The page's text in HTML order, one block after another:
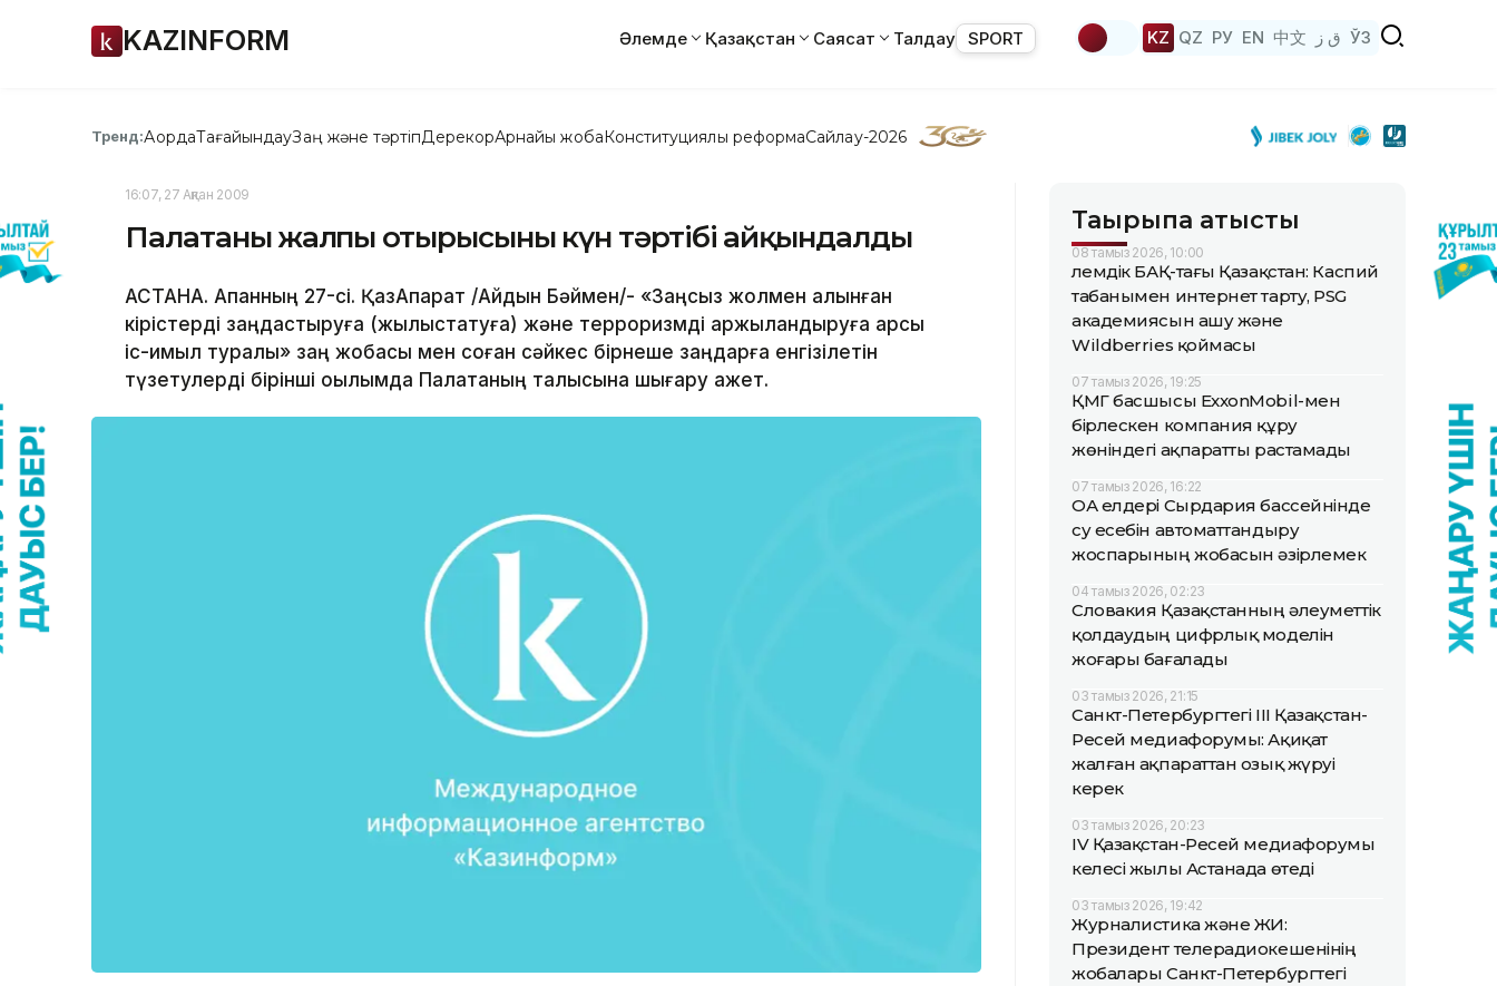
KAZINFORM Әлемде Қазақстан Саясат Талдау SPORT KZ QZ РУ EN 中文 ق ز ЎЗ
Тренд:АқордаТағайындауЗаң және тәртіпДерекқорАрнайы жобаКонституциялық реформаСайлау-2026
16:07, 27 Ақпан 2009
Палатаның жалпы отырысының күн тәртібі айқындалды
АСТАНА. Ақпанның 27-сі. ҚазАқпарат /Айдын Бәймен/- «Заңсыз жолмен алынған
кірістерді заңдастыруға (жылыстатуға) және терроризмді қаржыландыруға қарсы
іс-қимыл туралы» заң жобасы мен соған сәйкес бірнеше заңдарға енгізілетін
түзетулерді бірінші оқылымда Палатаның талқысына шығару қажет.
Тақырыпқа қатысты
08 тамыз 2026, 10:00
Әлемдік БАҚ-тағы Қазақстан: Каспий
табанымен интернет тарту, PSG
академиясын ашу және
Wildberries қоймасы
07 тамыз 2026, 19:25
ҚМГ басшысы ExxonMobil-мен
бірлескен компания құру
жөніндегі ақпаратты растамады
07 тамыз 2026, 16:22
ОА елдері Сырдария бассейнінде
су есебін автоматтандыру
жоспарының жобасын әзірлемек
04 тамыз 2026, 02:23
Словакия Қазақстанның әлеуметтік
қолдаудың цифрлық моделін
жоғары бағалады
03 тамыз 2026, 21:15
Санкт-Петербургтегі III Қазақстан-
Ресей медиафорумы: Ақиқат
жалған ақпараттан озық жүруі
керек
03 тамыз 2026, 20:23
IV Қазақстан-Ресей медиафорумы
келесі жылы Астанада өтеді
03 тамыз 2026, 19:42
Журналистика және ЖИ:
Президент телерадиокешенінің
жобалары Санкт-Петербургтегі